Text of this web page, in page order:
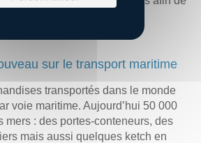
puissance.
sur le transport maritime
transportés dans le monde
voie maritime. Aujourd’hui 50 000
mers : des portes-conteneurs, des
mais aussi quelques ketch en